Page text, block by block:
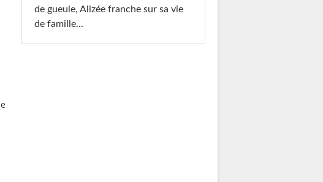
de gueule, Alizée franche sur sa vie
de famille...